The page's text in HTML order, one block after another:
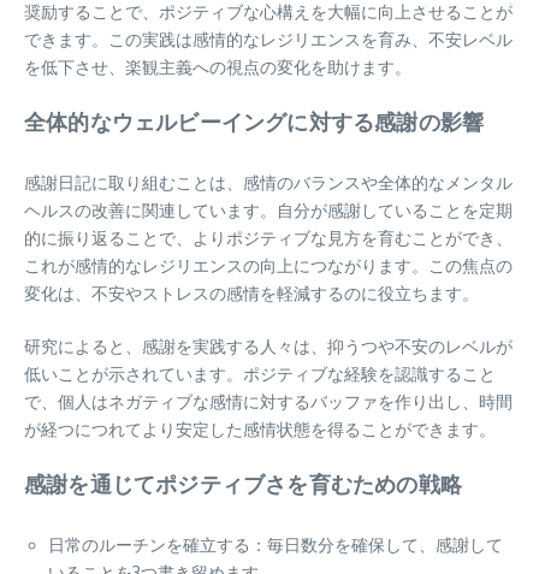
奨励することで、ポジティブな心構えを大幅に向上させることが
できます。この実践は感情的なレジリエンスを育み、不安レベル
を低下させ、楽観主義への視点の変化を助けます。
全体的なウェルビーイングに対する感謝の影響
感謝日記に取り組むことは、感情のバランスや全体的なメンタル
ヘルスの改善に関連しています。自分が感謝していることを定期
的に振り返ることで、よりポジティブな見方を育むことができ、
これが感情的なレジリエンスの向上につながります。この焦点の
変化は、不安やストレスの感情を軽減するのに役立ちます。
研究によると、感謝を実践する人々は、抑うつや不安のレベルが
低いことが示されています。ポジティブな経験を認識すること
で、個人はネガティブな感情に対するバッファを作り出し、時間
が経つにつれてより安定した感情状態を得ることができます。
感謝を通じてポジティブさを育むための戦略
日常のルーチンを確立する：毎日数分を確保して、感謝して